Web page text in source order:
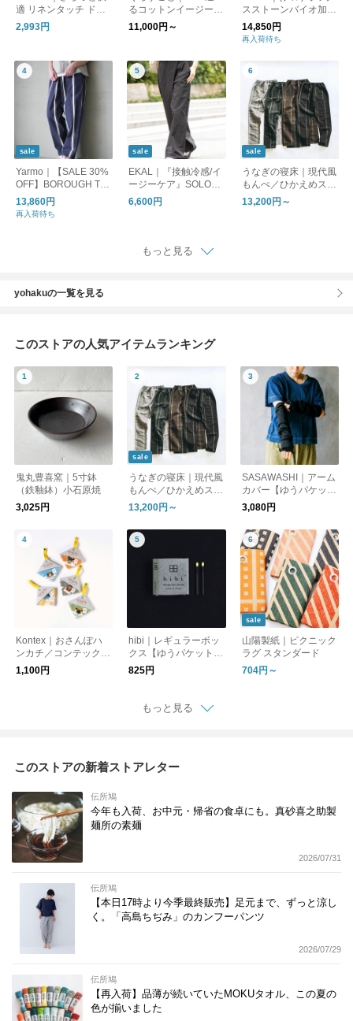
適 リネンタッチ ドロ
ストタックテーパード
／ さらさらリネンタ
2,993円
るコットンイージーパ
ンツ
11,000円～
スストーンバイオ加工
ノッポパンツ 673821
ノッポ オックス
14,850円
再入荷待ち
sale
Yarmo｜【SALE 30%
OFF】BOROUGH TR
OUSERS Trade Tales
Stripe ボロウ トラウ
13,860円
再入荷待ち
sale
EKAL｜『接触冷感/イ
ージーケア』SOLOTE
Xラップパンツ
6,600円
sale
うなぎの寝床｜現代風
もんぺ／ひかえめスト
ライプ／別注／オリジ
ナル【送料無料】
13,200円～
もっと見る
yohakuの一覧を見る
このストアの人気アイテムランキング
鬼丸豊喜窯｜5寸鉢
（鉄釉鉢）小石原焼
3,025円
sale
うなぎの寝床｜現代風
もんぺ／ひかえめスト
ライプ／別注／オリジ
ナル【送料無料】
13,200円～
SASAWASHI｜アーム
カバー【ゆうパケット
対応】
3,080円
Kontex｜おさんぽハ
ンカチ／コンテックス
【ゆうパケット対応】
1,100円
hibi｜レギュラーボッ
クス【ゆうパケット対
応】
825円
sale
山陽製紙｜ピクニック
ラグ スタンダード
704円～
もっと見る
このストアの新着ストアレター
伝所鳩
今年も入荷、お中元・帰省の食卓にも。真砂喜之助製
麺所の素麺
2026/07/31
伝所鳩
【本日17時より今季最終販売】足元まで、ずっと涼し
く。「高島ちぢみ」のカンフーパンツ
2026/07/29
伝所鳩
【再入荷】品薄が続いていたMOKUタオル、この夏の
色が揃いました